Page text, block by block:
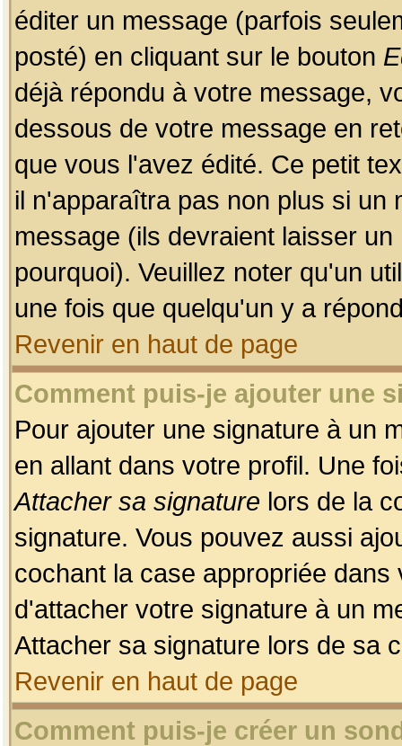
éditer un message (parfois
posté) en cliquant sur le bouton
déjà répondu à votre message,
dessous de votre message en
que vous l'avez édité. Ce petit
il n'apparaîtra pas non plus si un
message (ils devraient laisser
pourquoi). Veuillez noter qu'un
une fois que quelqu'un y a
Revenir en haut de page
Comment puis-je ajouter une
Pour ajouter une signature à un
en allant dans votre profil. Une
Attacher sa signature lors de la
signature. Vous pouvez aussi
cochant la case appropriée
d'attacher votre signature à un
Attacher sa signature lors de sa
Revenir en haut de page
Comment puis-je créer un